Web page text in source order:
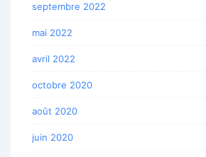
septembre 2022
mai 2022
avril 2022
octobre 2020
août 2020
juin 2020